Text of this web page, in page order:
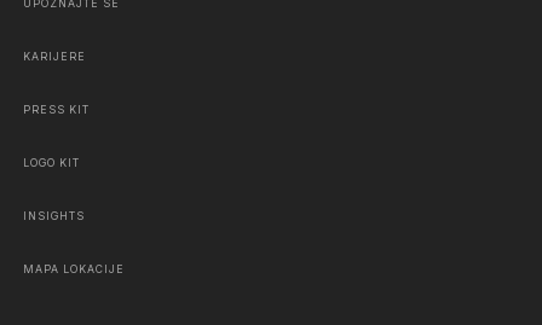
UPOZNAJTE SE
KARIJERE
PRESS KIT
LOGO KIT
INSIGHTS
MAPA LOKACIJE